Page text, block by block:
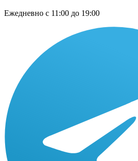
Ежедневно с 11:00 до 19:00